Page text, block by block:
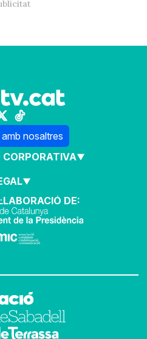
nosaltres
CORPORATIVA
DE: